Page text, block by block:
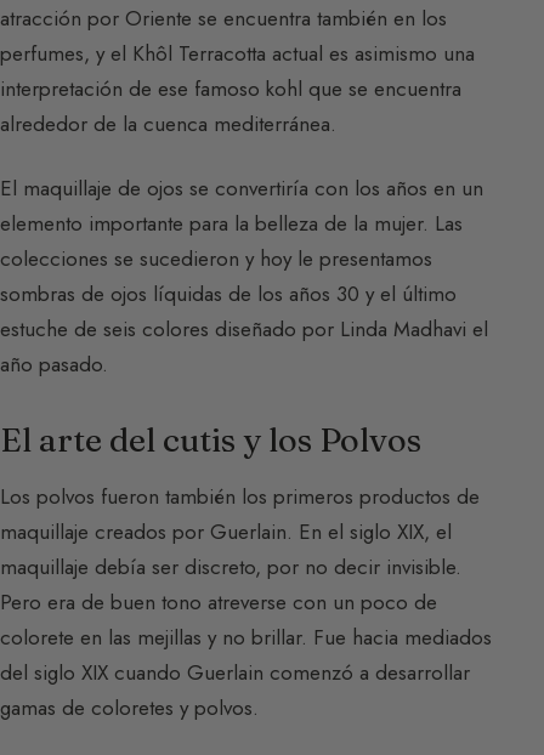
atracción por Oriente se encuentra también en los
perfumes, y el Khôl Terracotta actual es asimismo una
interpretación de ese famoso kohl que se encuentra
alrededor de la cuenca mediterránea.
El maquillaje de ojos se convertiría con los años en un
elemento importante para la belleza de la mujer. Las
colecciones se sucedieron y hoy le presentamos
sombras de ojos líquidas de los años 30 y el último
estuche de seis colores diseñado por Linda Madhavi el
año pasado.
El arte del cutis y los Polvos
Los polvos fueron también los primeros productos de
maquillaje creados por Guerlain. En el siglo XIX, el
maquillaje debía ser discreto, por no decir invisible.
Pero era de buen tono atreverse con un poco de
colorete en las mejillas y no brillar. Fue hacia mediados
del siglo XIX cuando Guerlain comenzó a desarrollar
gamas de coloretes y polvos.